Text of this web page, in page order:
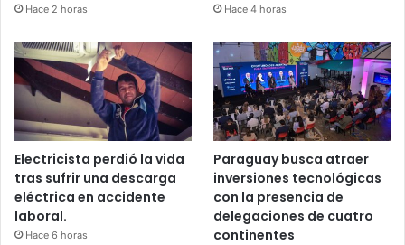
Hace 2 horas Hace 4 horas
Electricista perdió la vida
tras sufrir una descarga
eléctrica en accidente
laboral.
Hace 6 horas
Paraguay busca atraer
inversiones tecnológicas
con la presencia de
delegaciones de cuatro
continentes